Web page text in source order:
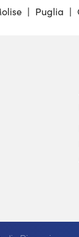
| Puglia |